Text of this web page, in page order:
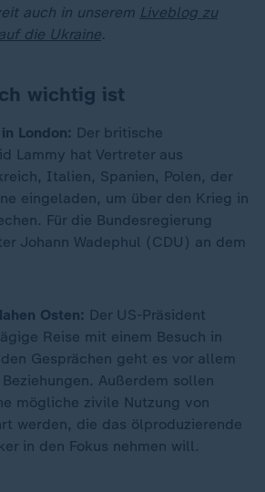
auch in unserem Liveblog zu
die Ukraine.
wichtig ist
London: Der britische
Lammy hat Vertreter aus
Italien, Spanien, Polen, der
eingeladen, um über den Krieg in
Für die Bundesregierung
Johann Wadephul (CDU) an dem
Osten: Der US-Präsident
Reise mit einem Besuch in
Gesprächen geht es vor allem
Außerdem sollen
mögliche zivile Nutzung von
werden, die das ölproduzierende
in den Fokus nehmen will.